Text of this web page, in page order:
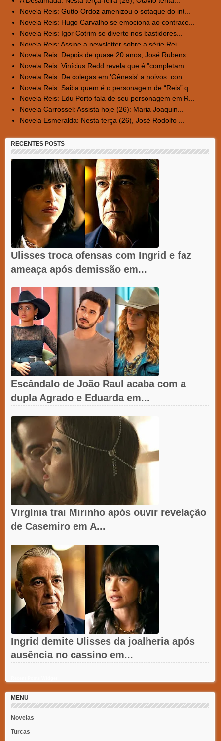
Novela Reis: Gutto Ordoz amenizou o sotaque do int...
Novela Reis: Hugo Carvalho se emociona ao contrace...
Novela Reis: Igor Cotrim se diverte nos bastidores...
Novela Reis: Assine a newsletter sobre a série Rei...
Novela Reis: Depois de quase 20 anos, José Rubens ...
Novela Reis: Vinícius Redd revela que é "completam...
Novela Reis: De colegas em 'Gênesis' a noivos: con...
Novela Reis: Saiba quem é o personagem de “Reis” q...
Novela Reis: Edu Porto fala de seu personagem em R...
Novela Carrossel: Assista hoje (26): Maria Joaquin...
Novela Esmeralda: Nesta terça (26), José Rodolfo ...
RECENTES POSTS
Ulisses troca ofensas com Ingrid e faz
ameaça após demissão em...
Escândalo de João Raul acaba com a
dupla Agrado e Eduarda em...
Virgínia trai Mirinho após ouvir revelação
de Casemiro em A...
Ingrid demite Ulisses da joalheria após
ausência no cassino em...
MENU
Novelas
Turcas